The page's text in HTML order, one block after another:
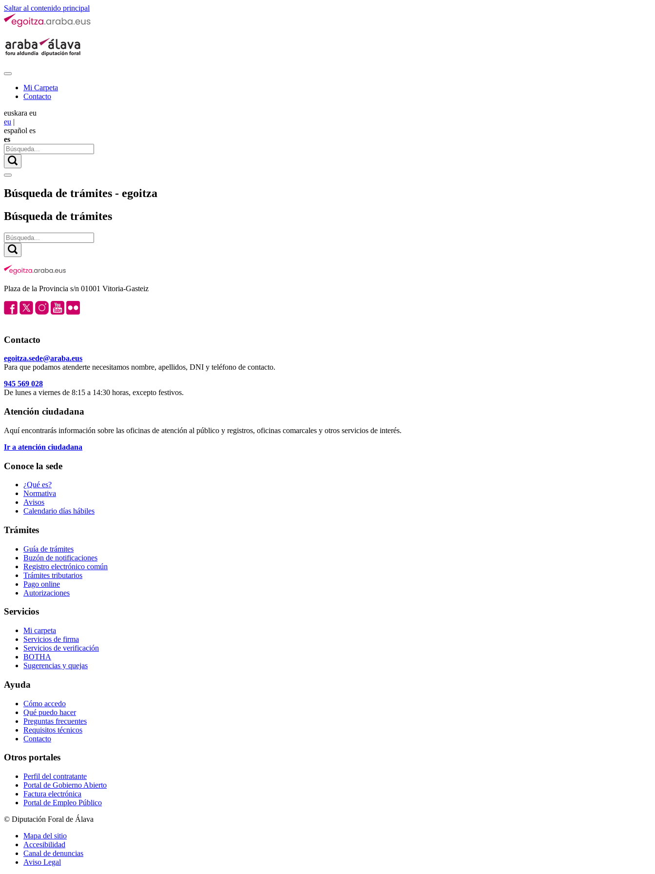
Saltar al contenido principal
Mi Carpeta
Contacto
euskara eu
eu |
español es
es
Búsqueda de trámites - egoitza
Búsqueda de trámites
Plaza de la Provincia s/n 01001 Vitoria-Gasteiz
Contacto
egoitza.sede@araba.eus
Para que podamos atenderte necesitamos nombre, apellidos, DNI y teléfono de contacto.
945 569 028
De lunes a viernes de 8:15 a 14:30 horas, excepto festivos.
Atención ciudadana
Aquí encontrarás información sobre las oficinas de atención al público y registros, oficinas comarcales y otros servicios de interés.
Ir a atención ciudadana
Conoce la sede
¿Qué es?
Normativa
Avisos
Calendario días hábiles
Trámites
Guía de trámites
Buzón de notificaciones
Registro electrónico común
Trámites tributarios
Pago online
Autorizaciones
Servicios
Mi carpeta
Servicios de firma
Servicios de verificación
BOTHA
Sugerencias y quejas
Ayuda
Cómo accedo
Qué puedo hacer
Preguntas frecuentes
Requisitos técnicos
Contacto
Otros portales
Perfil del contratante
Portal de Gobierno Abierto
Factura electrónica
Portal de Empleo Público
© Diputación Foral de Álava
Mapa del sitio
Accesibilidad
Canal de denuncias
Aviso Legal